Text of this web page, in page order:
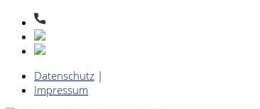
Datenschutz |
Impressum